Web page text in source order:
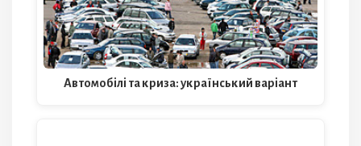
Автомобілі та криза: український варіант